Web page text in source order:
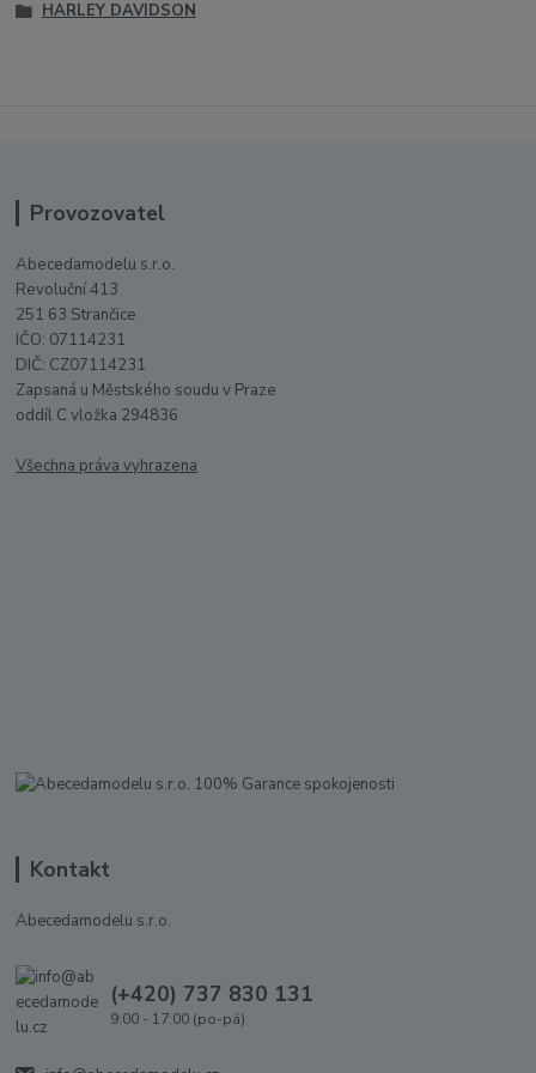
HARLEY DAVIDSON
Provozovatel
Abecedamodelu s.r.o.
Revoluční 413
251 63 Strančice
IČO: 07114231
DIČ: CZ07114231
Zapsaná u Městského soudu v Praze
oddíl C vložka 294836
Všechna práva vyhrazena
Kontakt
Abecedamodelu s.r.o.
(+420) 737 830 131
9:00 - 17:00 (po-pá)